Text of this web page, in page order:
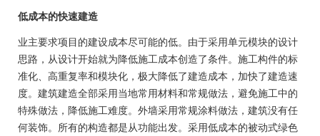
低成本的快速建造
业主要求项目的建设成本尽可能的低。由于采用单元模块的设计
思路，从设计开始就为降低施工成本创造了条件。施工构件的标
准化、高重复率和模块化，极大降低了建造成本，加快了建造速
度。建筑建造全部采用当地常用材料和常规做法，避免施工中的
特殊做法，降低施工难度。外墙采用常规涂料做法，建筑没有任
何装饰。所有的构造都是从功能出发。采用低成本的被动式绿色